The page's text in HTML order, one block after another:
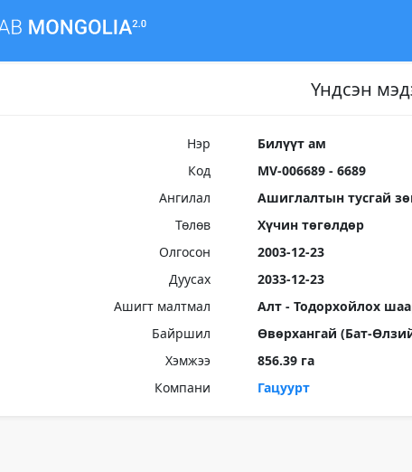
Үндсэн
Нэр
Билүүт ам
Код
MV-006689 - 6689
Ангилал
Ашиглалтын тусгай
Төлөв
Хүчин төгөлдөр
Олгосон
2003-12-23
Дуусах
2033-12-23
Ашигт малтмал
Алт - Тодорхойлох
Байршил
Өвөрхангай (Бат-
Хэмжээ
856.39 га
Компани
Гацуурт